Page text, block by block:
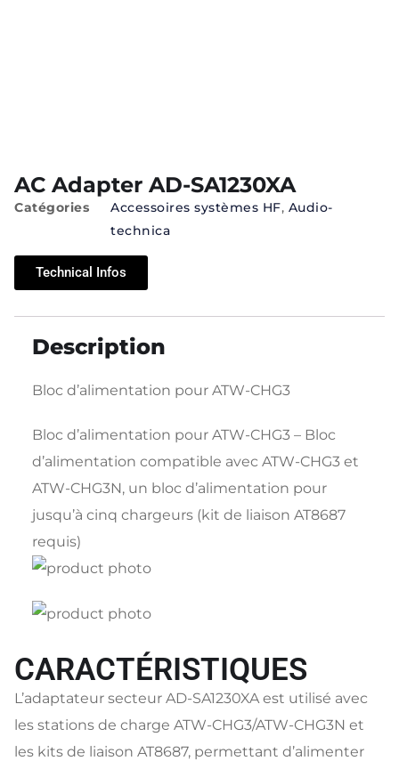
AC Adapter AD-SA1230XA
Catégories Accessoires systèmes HF, Audio-
technica
Technical Infos
Description
Bloc d’alimentation pour ATW-CHG3
Bloc d’alimentation pour ATW-CHG3 – Bloc
d’alimentation compatible avec ATW-CHG3 et
ATW-CHG3N, un bloc d’alimentation pour
jusqu’à cinq chargeurs (kit de liaison AT8687
requis)
CARACTÉRISTIQUES
L’adaptateur secteur AD-SA1230XA est utilisé avec
les stations de charge ATW-CHG3/ATW-CHG3N et
les kits de liaison AT8687, permettant d’alimenter